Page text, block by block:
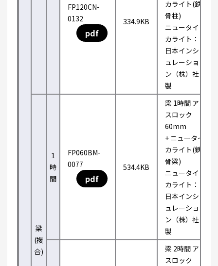
FP120CN-
0132
pdf
334.9KB
カライト(鉄
骨柱)
ニュータイ
カライト：
日本インシ
ュレーショ
ン（株）社
製
梁
(複
合)
1
時
間
FP060BM-
0077
pdf
534.4KB
梁 1時間 ア
スロック
60mm
+ ニュータイ
カライト(鉄
骨梁)
ニュータイ
カライト：
日本インシ
ュレーショ
ン（株）社
製
梁 2時間 ア
スロック